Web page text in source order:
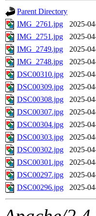
Parent Directory
IMG_2761.jpg
2025-
IMG_2751.jpg
2025-
IMG_2749.jpg
2025-
IMG_2748.jpg
2025-
DSC00310.jpg
2025-
DSC00309.jpg
2025-
DSC00308.jpg
2025-
DSC00307.jpg
2025-
DSC00304.jpg
2025-
DSC00303.jpg
2025-
DSC00302.jpg
2025-
DSC00301.jpg
2025-
DSC00297.jpg
2025-
DSC00296.jpg
2025-